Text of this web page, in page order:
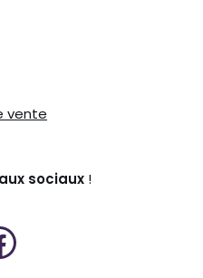
vente
sociaux !